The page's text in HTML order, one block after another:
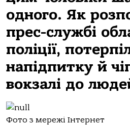
одного. Як
прес-службі
поліції,
напідпитку й
вокзалі до
Фото з мережі Інтернет